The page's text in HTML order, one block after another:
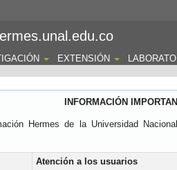
EXTENSIÓN
INFORMACIÓN
Hermes de la Universidad
Atención a los usuarios